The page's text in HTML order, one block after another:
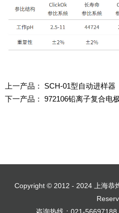
上一产品： SCH-01型自动进样器
下一产品： 972106铅离子复合电
Copyright © 2012 - 2024 上海恭
咨询热线：021-